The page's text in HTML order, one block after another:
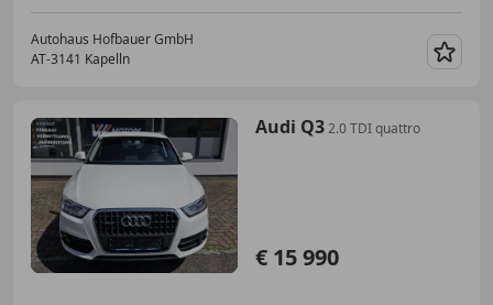
Autohaus Hofbauer GmbH
AT-3141 Kapelln
Audi Q32.0 TDI quattro
€ 15 990